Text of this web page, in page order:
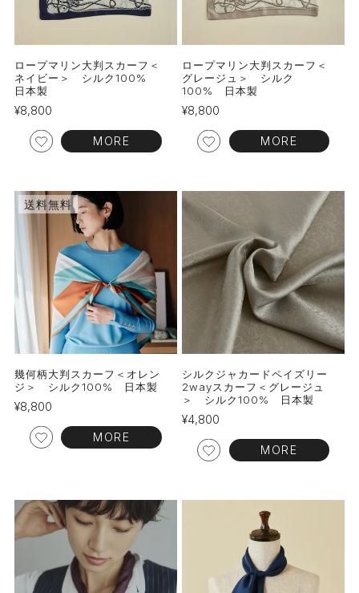
ロープマリン大判スカーフ＜
ネイビー＞ シルク100%
日本製
¥8,800
MORE
ロープマリン大判スカーフ＜
グレージュ＞ シルク
100% 日本製
¥8,800
MORE
送料無料
幾何柄大判スカーフ＜オレン
ジ＞ シルク100% 日本製
¥8,800
MORE
シルクジャカードペイズリー
2wayスカーフ＜グレージュ
＞ シルク100% 日本製
¥4,800
MORE